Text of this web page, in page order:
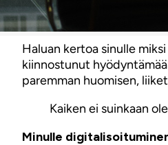
Haluan kertoa sinulle
kiinnostunut
paremman huomisen,
Kaiken ei suinkaan
Minulle